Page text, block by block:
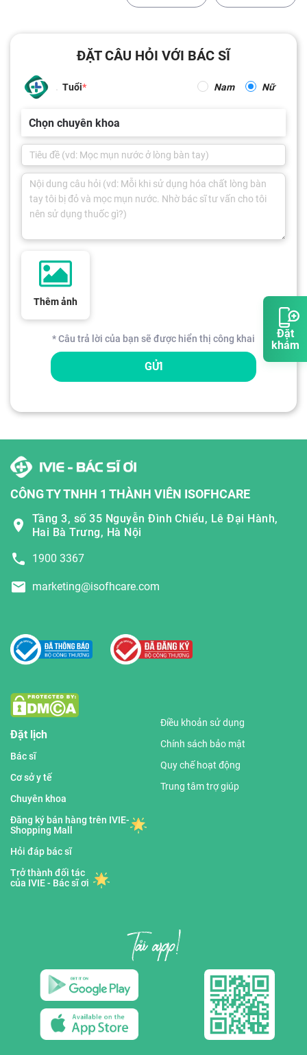
Đặt
khám
ĐẶT CÂU HỎI VỚI BÁC SĨ
Tuổi Nam Nữ
Chọn chuyên khoa
Thêm ảnh
* Câu trả lời của bạn sẽ được hiển thị công khai
GỬI
CÔNG TY TNHH 1 THÀNH VIÊN ISOFHCARE
Tầng 3, số 35 Nguyễn Đình Chiểu, Lê Đại Hành,
Hai Bà Trưng, Hà Nội
1900 3367
marketing@isofhcare.com
Đặt lịch
Bác sĩ
Cơ sở y tế
Chuyên khoa
Đăng ký bán hàng trên IVIE-
Shopping Mall
Hỏi đáp bác sĩ
Trở thành đối tác
của IVIE - Bác sĩ ơi
Điều khoản sử dụng
Chính sách bảo mật
Quy chế hoạt động
Trung tâm trợ giúp